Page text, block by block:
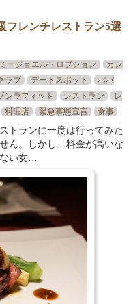
フレンチレストラン5選
ージョエル・ロブション
カン
ラブ デートスポット
パパ
ンラフィット レストラン
レ
料理店 緊急事態宣言 食事
トランに一度は行ってみた
ん。しかし、料金が高いな
い女…